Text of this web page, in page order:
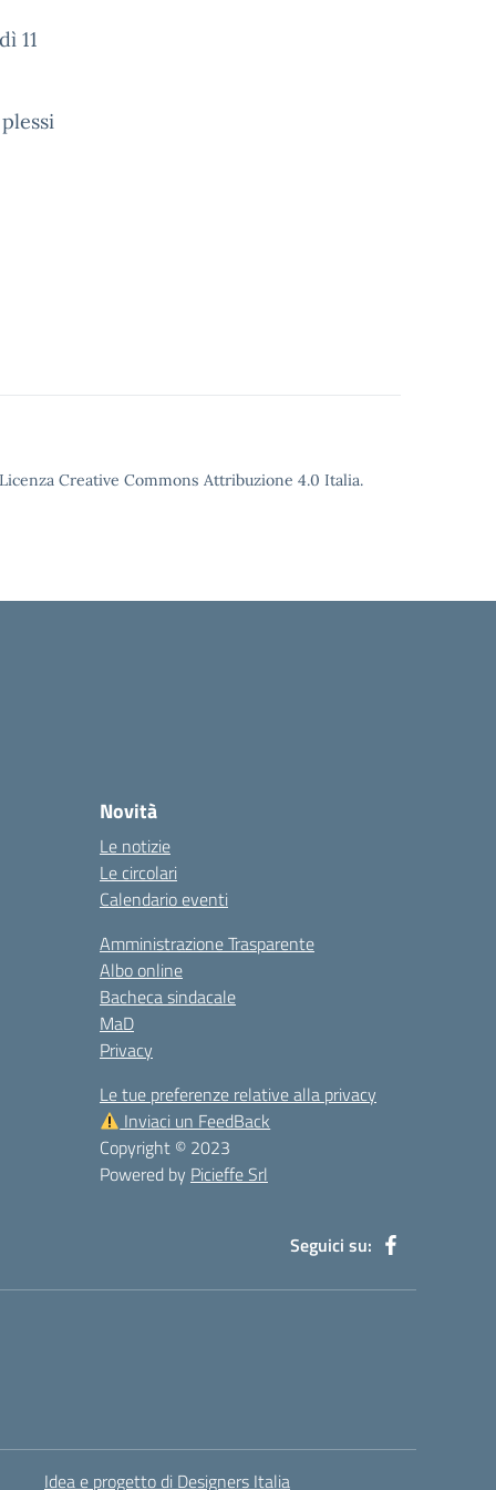
11
Creative Commons Attribuzione 4.0 Italia.
Novità
Le notizie
Le circolari
Calendario eventi
Amministrazione Trasparente
Albo online
Bacheca sindacale
MaD
Privacy
Le tue preferenze relative alla privacy
Inviaci un FeedBack
Copyright © 2023
Powered by Picieffe Srl
Seguici su:
Idea e progetto di Designers Italia